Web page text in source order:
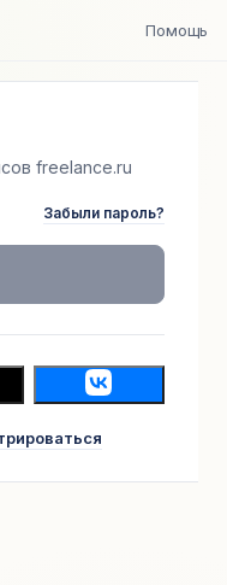
Помощь
freelance.ru
Забыли пароль?